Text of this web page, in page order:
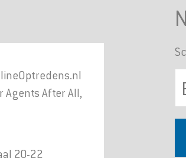
Agents After All,
20-22